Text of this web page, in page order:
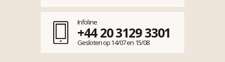
Infoline
+44 20 3129 3301
Gesloten op 14/07 en 15/08